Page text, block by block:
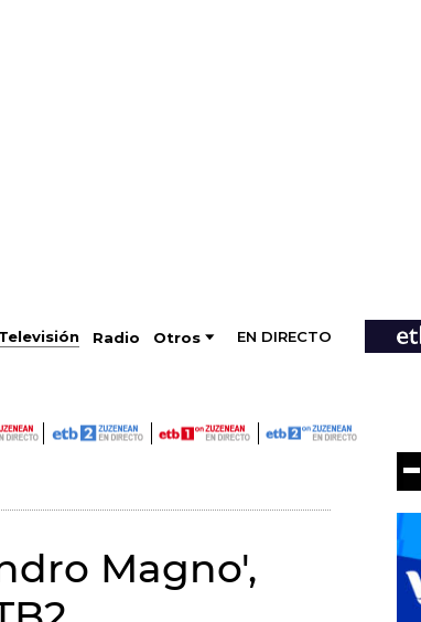
Televisión Radio Otros EN DIRECTO
Magno',